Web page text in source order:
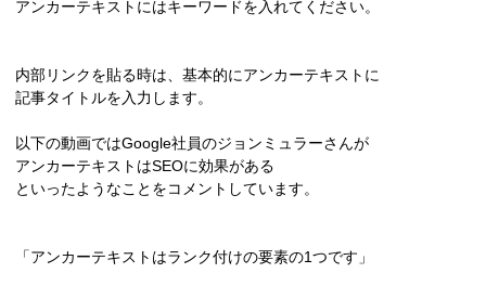
アンカーテキストにはキーワードを入れてください。
内部リンクを貼る時は、基本的にアンカーテキストに
記事タイトルを入力します。
以下の動画ではGoogle社員のジョンミュラーさんが
アンカーテキストはSEOに効果がある
といったようなことをコメントしています。
「アンカーテキストはランク付けの要素の1つです」